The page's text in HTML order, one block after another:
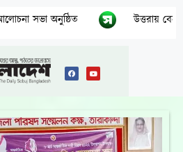
বেনামি ক্লাবের রফিকের জমজমাট জুয়ার আসর,